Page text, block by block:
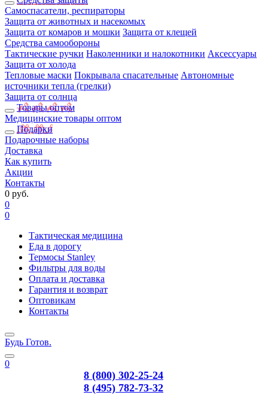
Самоспасатели, респираторы
Защита от животных и насекомых
Защита от комаров и мошки Защита от клещей
Средства самообороны
Тактические ручки Наколенники и налокотники Аксессуары
Защита от холода
Тепловые маски Покрывала спасательные Автономные
источники тепла (грелки)
Защита от солнца
Товары оптом
Медицинские товары оптом
Подарки
Подарочные наборы
Доставка
Как купить
Акции
Контакты
0 руб.
0
0
Тактическая медицина
Еда в дорогу
Термосы Stanley
Фильтры для воды
Оплата и доставка
Гарантия и возврат
Оптовикам
Контакты
Будь Готов.
0
8 (800) 302-25-24
8 (495) 782-73-32